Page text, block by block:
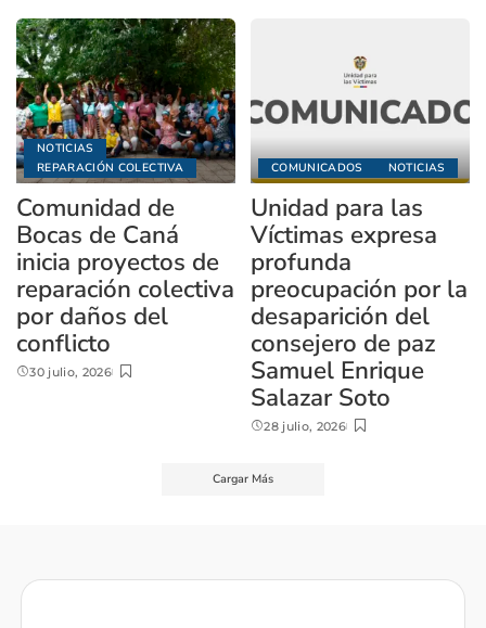
NOTICIAS
REPARACIÓN COLECTIVA
Comunidad de
Bocas de Caná
inicia proyectos de
reparación colectiva
por daños del
conflicto
30 julio, 2026
COMUNICADOS NOTICIAS
Unidad para las
Víctimas expresa
profunda
preocupación por la
desaparición del
consejero de paz
Samuel Enrique
Salazar Soto
28 julio, 2026
Cargar Más